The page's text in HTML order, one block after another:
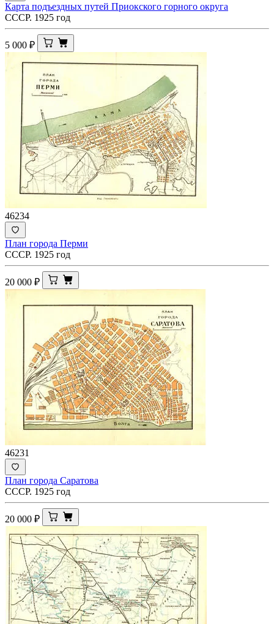
Карта подъездных путей Приокского горного округа
СССР. 1925 год
5 000 ₽
46234
План города Перми
СССР. 1925 год
20 000 ₽
46231
План города Саратова
СССР. 1925 год
20 000 ₽